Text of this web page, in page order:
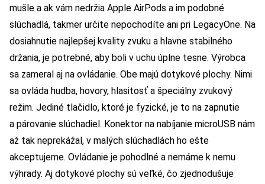
mušle a ak vám nedržia Apple AirPods a im podobné
slúchadlá, takmer určite nepochodíte ani pri LegacyOne. Na
dosiahnutie najlepšej kvality zvuku a hlavne stabilného
držania, je potrebné, aby boli v uchu úplne tesne. Výrobca
sa zameral aj na ovládanie. Obe majú dotykové plochy. Nimi
sa ovláda hudba, hovory, hlasitosť a špeciálny zvukový
režim. Jediné tlačidlo, ktoré je fyzické, je to na zapnutie
a párovanie slúchadiel. Konektor na nabíjanie microUSB nám
až tak neprekážal, v malých slúchadlách ho ešte
akceptujeme. Ovládanie je pohodlné a nemáme k nemu
výhrady. Aj dotykové plochy sú veľké, čo zjednodušuje